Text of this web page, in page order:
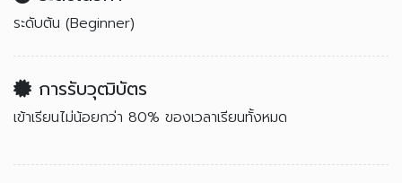
ระดับต้น (Beginner)
การรับวุฒิบัตร
เข้าเรียนไม่น้อยกว่า 80% ของเวลาเรียนทั้งหมด